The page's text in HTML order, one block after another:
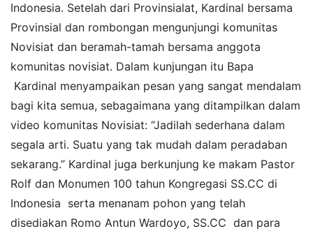
Indonesia. Setelah dari Provinsialat, Kardinal bersama
Provinsial dan rombongan mengunjungi komunitas
Novisiat dan beramah-tamah bersama anggota
komunitas novisiat. Dalam kunjungan itu Bapa
Kardinal menyampaikan pesan yang sangat mendalam
bagi kita semua, sebagaimana yang ditampilkan dalam
video komunitas Novisiat: “Jadilah sederhana dalam
segala arti. Suatu yang tak mudah dalam peradaban
sekarang.” Kardinal juga berkunjung ke makam Pastor
Rolf dan Monumen 100 tahun Kongregasi SS.CC di
Indonesia serta menanam pohon yang telah
disediakan Romo Antun Wardoyo, SS.CC dan para